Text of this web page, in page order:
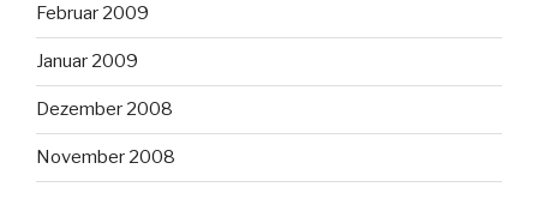
Februar 2009
Januar 2009
Dezember 2008
November 2008